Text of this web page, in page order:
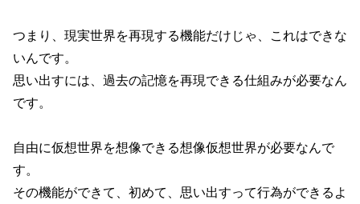
つまり、現実世界を再現する機能だけじゃ、これはできな
いんです。
思い出すには、過去の記憶を再現できる仕組みが必要なん
です。
自由に仮想世界を想像できる想像仮想世界が必要なんで
す。
その機能ができて、初めて、思い出すって行為ができるよ